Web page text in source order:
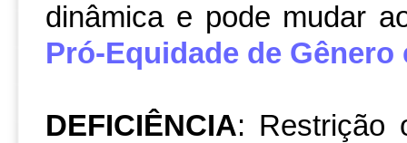
dinâmica e pode mudar
Pró-Equidade de Gênero
DEFICIÊNCIA: Restrição